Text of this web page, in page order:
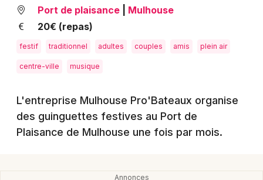
Activité & Expérience
Manifestations
Foires & salons
Spectacles
Concerts
Lyon
Marseille
Nantes
Nice
Port de plaisance
Mulhouse
20€ (repas)
festif traditionnel adultes couples amis plein air
centre-ville musique
L'entreprise Mulhouse Pro'Bateaux organise
des guinguettes festives au Port de
Plaisance de Mulhouse une fois par mois.